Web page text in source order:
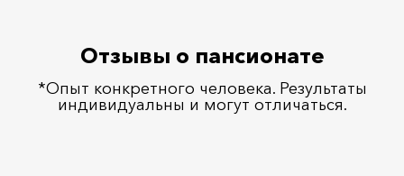
Отзывы о пансионате
*Опыт конкретного человека. Результаты
индивидуальны и могут отличаться.